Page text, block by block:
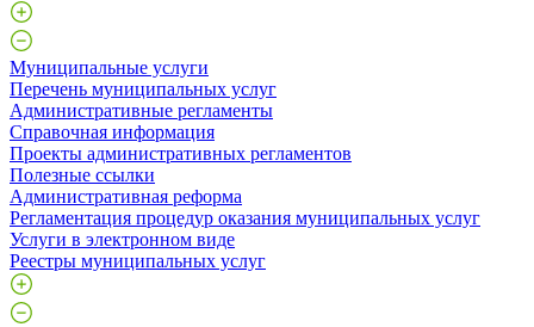
Муниципальные услуги
Перечень муниципальных услуг
Административные регламенты
Справочная информация
Проекты административных регламентов
Полезные ссылки
Административная реформа
Регламентация процедур оказания муниципальных услуг
Услуги в электронном виде
Реестры муниципальных услуг